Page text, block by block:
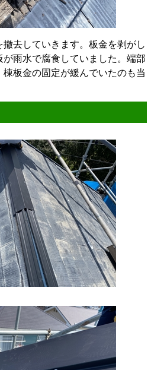
去していきます。板金を剥がし
雨水で腐食していました。端部
板金の固定が緩んでいたのも当